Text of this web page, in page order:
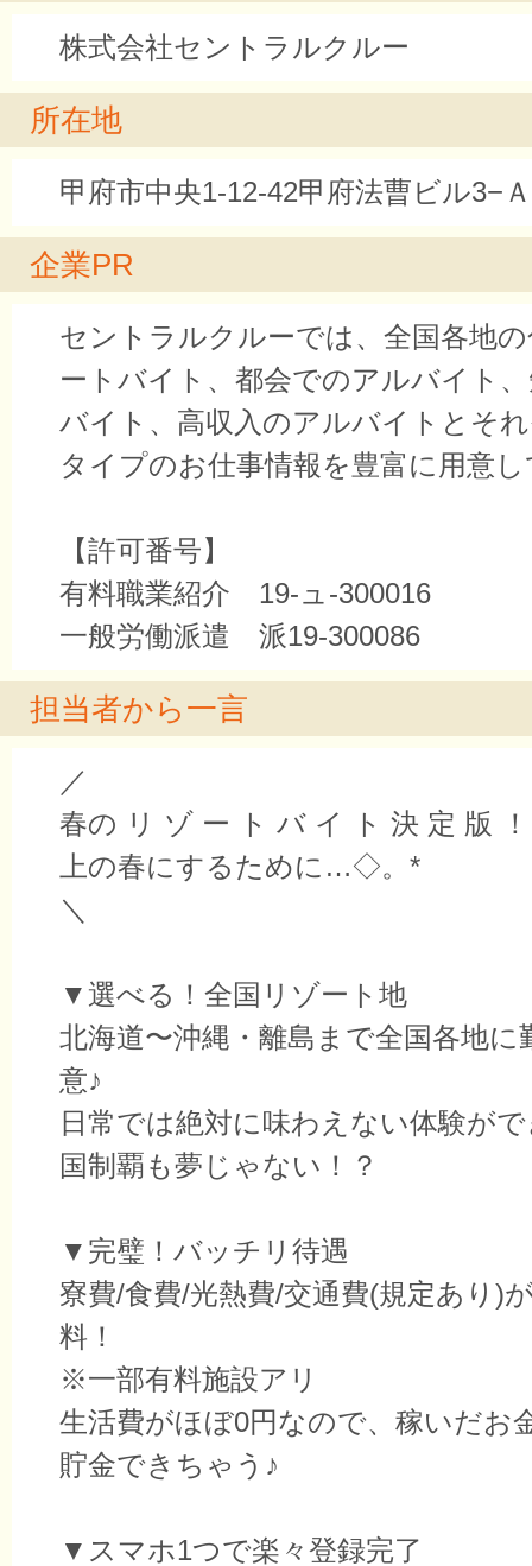
株式会社セントラルクルー
所在地
甲府市中央1-12-42甲府法曹ビル3−Ａ
企業PR
セントラルクルーでは、全国各地
ートバイト、都会でのアルバイト
バイト、高収入のアルバイトとそ
タイプのお仕事情報を豊富に用意
【許可番号】
有料職業紹介 19-ュ-300016
一般労働派遣 派19-300086
担当者から一言
／
春の リ ゾ ー ト バ イ ト 決 定 版
上の春にするために…◇。*
＼
▼選べる！全国リゾート地
北海道〜沖縄・離島まで全国各地に
意♪
日常では絶対に味わえない体験が
国制覇も夢じゃない！？
▼完璧！バッチリ待遇
寮費/食費/光熱費/交通費(規定あり)
料！
※一部有料施設アリ
生活費がほぼ0円なので、稼いだお
貯金できちゃう♪
▼スマホ1つで楽々登録完了